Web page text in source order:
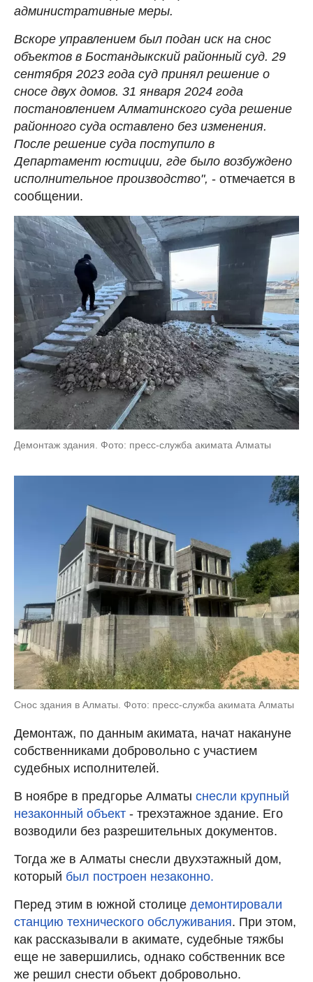
административные меры.
Вскоре управлением был подан иск на снос
объектов в Бостандыкский районный суд. 29
сентября 2023 года суд принял решение о
сносе двух домов. 31 января 2024 года
постановлением Алматинского суда решение
районного суда оставлено без изменения.
После решение суда поступило в
Департамент юстиции, где было возбуждено
исполнительное производство", - отмечается в
сообщении.
Демонтаж здания. Фото: пресс-служба акимата Алматы
Снос здания в Алматы. Фото: пресс-служба акимата Алматы
Демонтаж, по данным акимата, начат накануне
собственниками добровольно с участием
судебных исполнителей.
В ноябре в предгорье Алматы снесли крупный
незаконный объект - трехэтажное здание. Его
возводили без разрешительных документов.
Тогда же в Алматы снесли двухэтажный дом,
который был построен незаконно.
Перед этим в южной столице демонтировали
станцию технического обслуживания. При этом,
как рассказывали в акимате, судебные тяжбы
еще не завершились, однако собственник все
же решил снести объект добровольно.